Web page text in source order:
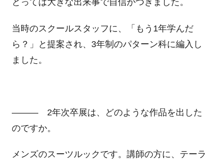
とっては大きな出来事で自信がつきました。
当時のスクールスタッフに、「もう1年学んだ
ら？」と提案され、3年制のパターン科に編入し
ました。
――― 2年次卒展は、どのような作品を出した
のですか。
メンズのスーツルックです。講師の方に、テーラ